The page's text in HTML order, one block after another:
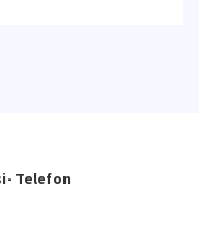
Telefon